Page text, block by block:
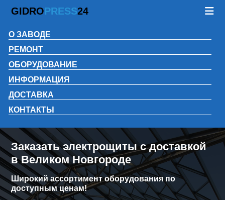
GIDROPRESS24
О ЗАВОДЕ
РЕМОНТ
ОБОРУДОВАНИЕ
ИНФОРМАЦИЯ
ДОСТАВКА
КОНТАКТЫ
Заказать электрощиты с доставкой
в Великом Новгороде
Широкий ассортимент оборудования по
доступным ценам!